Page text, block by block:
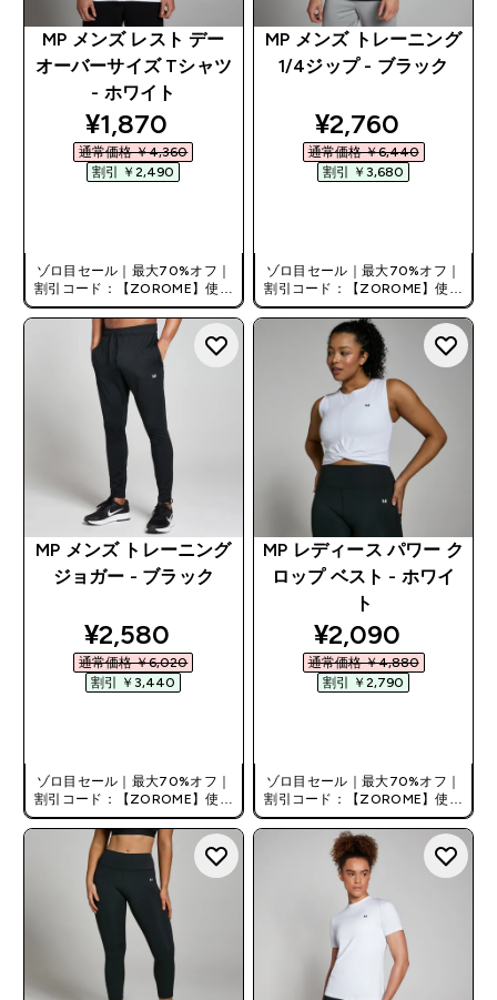
MP メンズ レスト デー
オーバーサイズ Tシャツ
- ホワイト
discounted price
¥1,870‎
通常価格 ￥4,360‎
割引 ￥2,490‎
ゾロ目セール｜最大70%オフ｜
割引コード：【ZOROME】使用
で追加10%オフ！
MP メンズ トレーニング
1/4ジップ - ブラック
discounted
¥2,760‎
通常価格 ￥6,440‎
割引 ￥3,680‎
ゾロ目セール｜最大70%オフ｜
割引コード：【ZOROME】使用
で追加10%オフ！
MP メンズ トレーニング
ジョガー - ブラック
discounted price
¥2,580‎
通常価格 ￥6,020‎
割引 ￥3,440‎
ゾロ目セール｜最大70%オフ｜
割引コード：【ZOROME】使用
で追加10%オフ！
MP レディース パワー ク
ロップ ベスト - ホワイ
ト
discounted
¥2,090‎
通常価格 ￥4,880‎
割引 ￥2,790‎
ゾロ目セール｜最大70%オフ｜
割引コード：【ZOROME】使用
で追加10%オフ！